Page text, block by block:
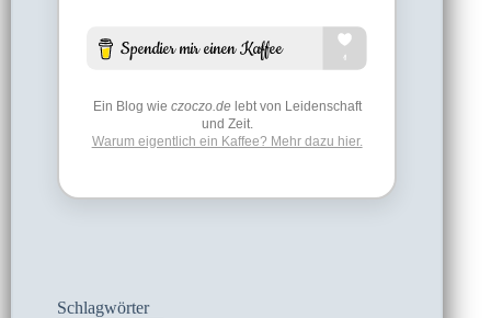
Ein Blog wie czoczo.delebt von Leidenschaft
und Zeit.
Warum eigentlich ein Kaffee? Mehr dazu hier.
Schlagwörter